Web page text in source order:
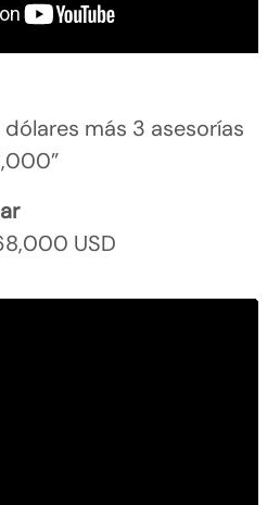
más 3 asesorías
USD